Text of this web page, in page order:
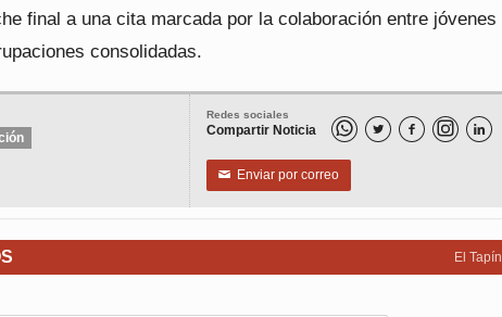
final a una cita marcada por la colaboración entre jóvenes
consolidadas.
Redes sociales
Compartir Noticia   
✉ Enviar por correo
El Tapín